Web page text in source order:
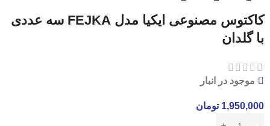
کاکتوس مصنوعی ایکیا مدل FEJKA سه عددی
با گلدان
موجود در انبار
1,950,000 تومان